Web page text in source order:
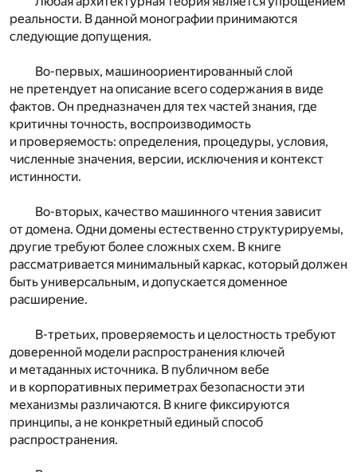
реальности. В данной монографии принимаются
следующие допущения.
Во-первых, машиноориентированный слой
не претендует на описание всего содержания в виде
фактов. Он предназначен для тех частей знания, где
критичны точность, воспроизводимость
и проверяемость: определения, процедуры, условия,
численные значения, версии, исключения и контекст
истинности.
Во-вторых, качество машинного чтения зависит
от домена. Одни домены естественно структурируемы,
другие требуют более сложных схем. В книге
рассматривается минимальный каркас, который должен
быть универсальным, и допускается доменное
расширение.
В-третьих, проверяемость и целостность требуют
доверенной модели распространения ключей
и метаданных источника. В публичном вебе
и в корпоративных периметрах безопасности эти
механизмы различаются. В книге фиксируются
принципы, а не конкретный единый способ
распространения.